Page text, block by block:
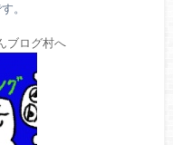
。